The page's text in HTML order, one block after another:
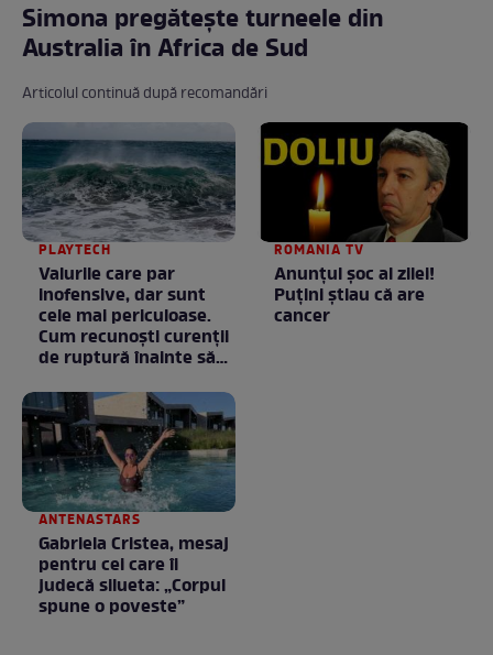
Simona pregătește turneele din
Australia în Africa de Sud
Articolul continuă după recomandări
PLAYTECH
Valurile care par
inofensive, dar sunt
cele mai periculoase.
Cum recunoști curenții
de ruptură înainte să
ROMANIA TV
Anunţul şoc al zilei!
Puţini ştiau că are
cancer
ANTENASTARS
Gabriela Cristea, mesaj
pentru cei care îi
judecă silueta: „Corpul
spune o poveste”